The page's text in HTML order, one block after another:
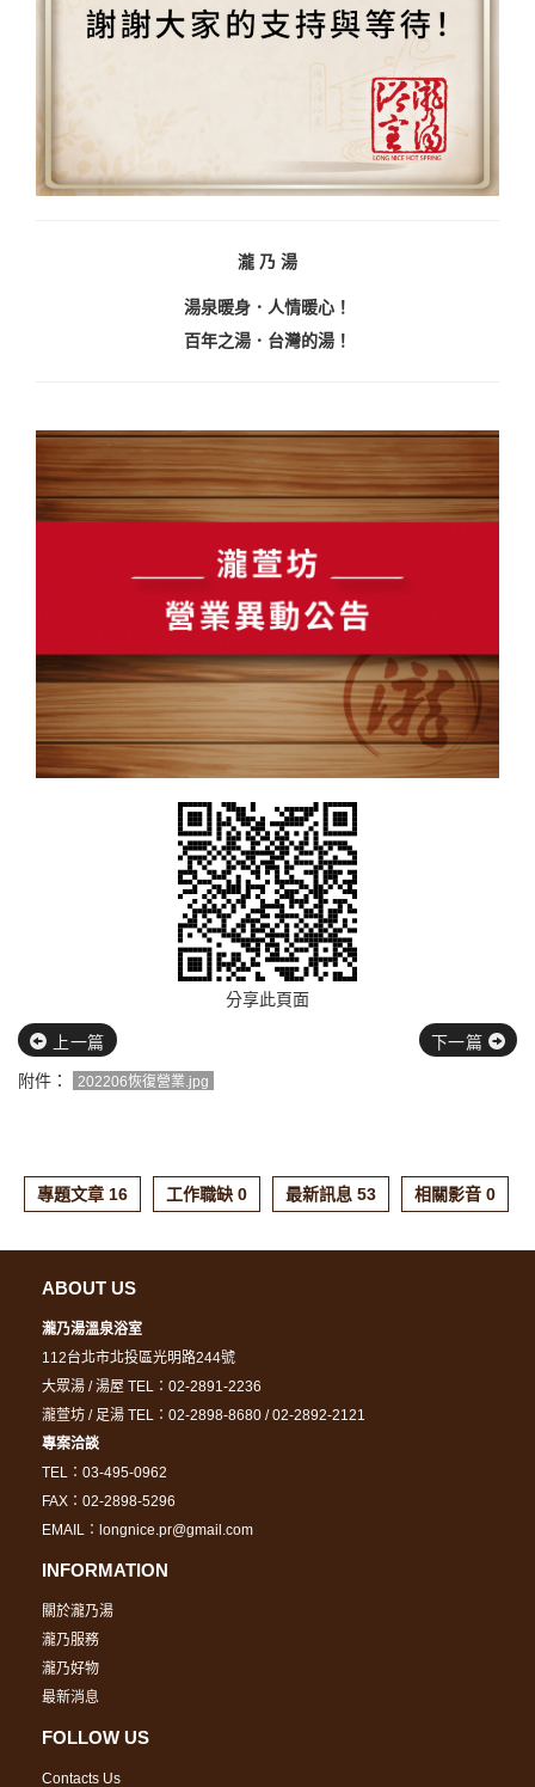
瀧 乃 湯
湯泉暖身．人情暖心！
百年之湯．台灣的湯！
分享此頁面
上一篇
下一篇
附件：
202206恢復營業.jpg
專題文章 16 工作職缺 0 最新訊息 53 相關影音 0
ABOUT US
瀧乃湯溫泉浴室
112台北市北投區光明路244號
大眾湯 / 湯屋 TEL：02-2891-2236
瀧萱坊 / 足湯 TEL：02-2898-8680 / 02-2892-2121
專案洽談
TEL：03-495-0962
FAX：02-2898-5296
EMAIL：longnice.pr@gmail.com
INFORMATION
關於瀧乃湯
瀧乃服務
瀧乃好物
最新消息
FOLLOW US
Contacts Us